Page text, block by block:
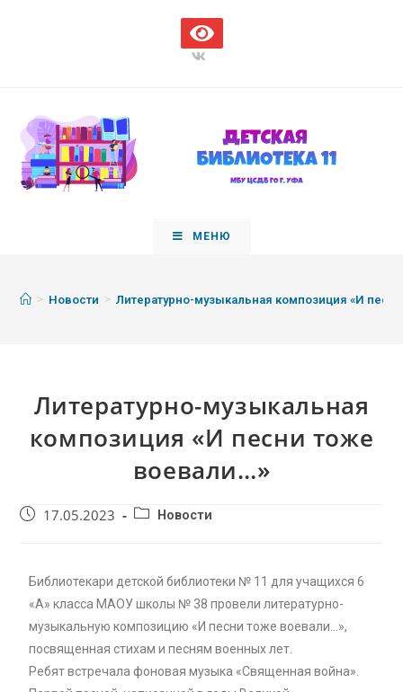
МЕНЮ
> Новости > Литературно-музыкальная композиция «И
Литературно-музыкальная
композиция «И песни тоже
воевали…»
17.05.2023 Новости
Библиотекари детской библиотеки № 11 для учащихся 6
«А» класса МАОУ школы № 38 провели литературно-
музыкальную композицию «И песни тоже воевали…»,
посвященная стихам и песням военных лет.
Ребят встречала фоновая музыка «Священная война».